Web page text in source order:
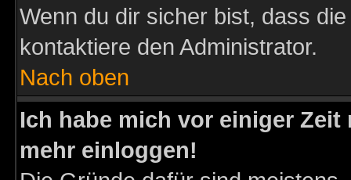
Wenn du dir sicher bist, dass
kontaktiere den Administrator.
Nach oben
Ich habe mich vor einiger
mehr einloggen!